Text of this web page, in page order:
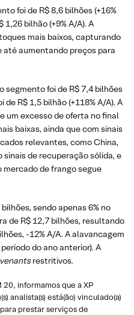
foi de R$ 8,6 bilhões (+16%
1,26 bilhão (+9% A/A). A
mais baixos, capturando
até aumentando preços para
segmento foi de R$ 7,4 bilhões
de R$ 1,5 bilhão (+118% A/A). A
um excesso de oferta no final
baixas, ainda que com sinais
relevantes, como China,
de recuperação sólida, e
mercado de frango segue
sendo apenas 6% no
de R$ 12,7 bilhões, resultando
-12% A/A. A alavancagem
do ano anterior). A
restritivos.
informamos que a XP
analista(s) está(ão) vinculado(a)
prestar serviços de